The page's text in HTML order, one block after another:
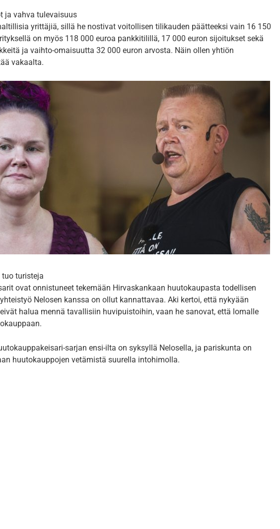
ja vahva tulevaisuus
yrittäjiä, sillä he nostivat voitollisen tilikauden päätteeksi vain 16 150
on myös 118 000 euroa pankkitilillä, 17 000 euron sijoitukset sekä
ja vaihto-omaisuutta 32 000 euron arvosta. Näin ollen yhtiön
vakaalta.
turisteja
ovat onnistuneet tekemään Hirvaskankaan huutokaupasta todellisen
Nelosen kanssa on ollut kannattavaa. Aki kertoi, että nykyään
halua mennä tavallisiin huvipuistoihin, vaan he sanovat, että lomalle
sarjan ensi-ilta on syksyllä Nelosella, ja pariskunta on
huutokauppojen vetämistä suurella intohimolla.